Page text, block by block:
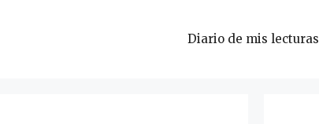
Diario de mis lecturas